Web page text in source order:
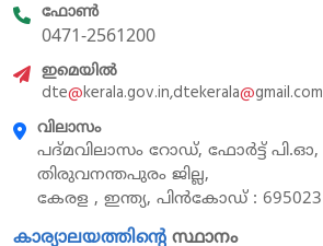
ഫോൺ
0471-2561200
ഇമെയിൽ
dte@kerala.gov.in,dtekerala@gmail.com
വിലാസം
പദ്മവിലാസം റോഡ്, ഫോർട്ട് പി.ഓ,
തിരുവനന്തപുരം ജില്ല,
കേരള , ഇന്ത്യ, പിൻകോഡ് : 695023
കാര്യാലയത്തിന്റെ സ്ഥാനം